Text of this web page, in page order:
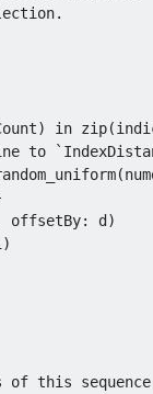
) in zip(
uniform(
offsetBy: d)
)